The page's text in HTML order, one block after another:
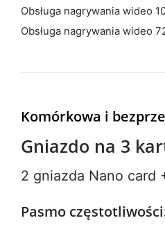
Obsługa nagrywania wideo
Obsługa nagrywania wideo
Komórkowa i
Gniazdo na 3
2 gniazda Nano card
Pasmo